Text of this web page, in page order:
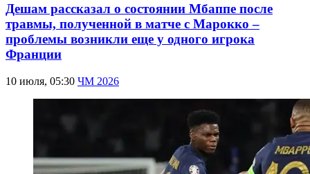
Дешам рассказал о состоянии Мбаппе после
травмы, полученной в матче с Марокко –
проблемы возникли еще у одного игрока
Франции
10 июля, 05:30 ЧМ 2026